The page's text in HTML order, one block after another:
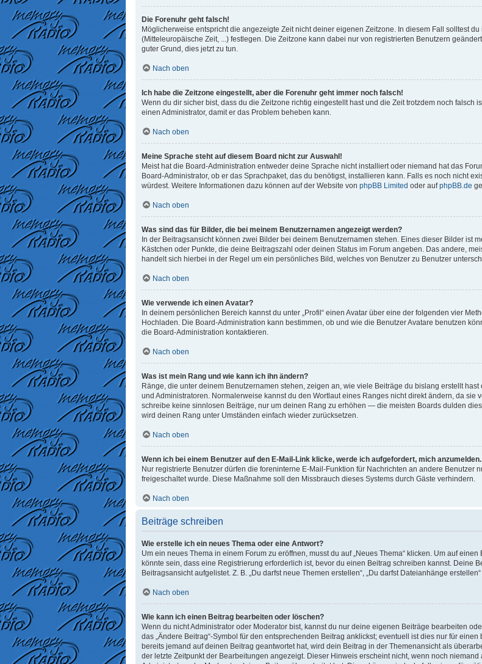
Die Forenuhr geht falsch!
Möglicherweise entspricht die angezeigte Zeit nicht deiner eigenen Zeitzone. In diesem Fall solltest
(Mitteleuropäische Zeit, ...) festlegen. Die Zeitzone kann dabei nur von registrierten Benutzern
guter Grund, dies jetzt zu tun.
Nach oben
Ich habe die Zeitzone eingestellt, aber die Forenuhr geht immer noch falsch!
Wenn du dir sicher bist, dass du die Zeitzone richtig eingestellt hast und die Zeit trotzdem noch falsch
einen Administrator, damit er das Problem beheben kann.
Nach oben
Meine Sprache steht auf diesem Board nicht zur Auswahl!
Meist hat die Board-Administration entweder deine Sprache nicht installiert oder niemand hat das
Board-Administrator, ob er das Sprachpaket, das du benötigst, installieren kann. Falls es noch nicht
würdest. Weitere Informationen dazu können auf der Website von phpBB Limited oder aufphpBB.de
Nach oben
Was sind das für Bilder, die bei meinem Benutzernamen angezeigt werden?
In der Beitragsansicht können zwei Bilder bei deinem Benutzernamen stehen. Eines dieser Bilder ist
Kästchen oder Punkte, die deine Beitragszahl oder deinen Status im Forum angeben. Das andere,
handelt sich hierbei in der Regel um ein persönliches Bild, welches von Benutzer zu Benutzer
Nach oben
Wie verwende ich einen Avatar?
In deinem persönlichen Bereich kannst du unter „Profil“ einen Avatar über eine der folgenden vier
Hochladen. Die Board-Administration kann bestimmen, ob und wie die Benutzer Avatare benutzen
die Board-Administration kontaktieren.
Nach oben
Was ist mein Rang und wie kann ich ihn ändern?
Ränge, die unter deinem Benutzernamen stehen, zeigen an, wie viele Beiträge du bislang erstellt
und Administratoren. Normalerweise kannst du den Wortlaut eines Ranges nicht direkt ändern, da sie
schreibe keine sinnlosen Beiträge, nur um deinen Rang zu erhöhen — die meisten Boards dulden
wird deinen Rang unter Umständen einfach wieder zurücksetzen.
Nach oben
Wenn ich bei einem Benutzer auf den E-Mail-Link klicke, werde ich aufgefordert, mich anzumelden.
Nur registrierte Benutzer dürfen die foreninterne E-Mail-Funktion für Nachrichten an andere Benutzer
freigeschaltet wurde. Diese Maßnahme soll den Missbrauch dieses Systems durch Gäste verhindern.
Nach oben
Beiträge schreiben
Wie erstelle ich ein neues Thema oder eine Antwort?
Um ein neues Thema in einem Forum zu eröffnen, musst du auf „Neues Thema“ klicken. Um auf
könnte sein, dass eine Registrierung erforderlich ist, bevor du einen Beitrag schreiben kannst. Deine
Beitragsansicht aufgelistet. Z. B. „Du darfst neue Themen erstellen“, „Du darfst Dateianhänge erstellen“
Nach oben
Wie kann ich einen Beitrag bearbeiten oder löschen?
Wenn du nicht Administrator oder Moderator bist, kannst du nur deine eigenen Beiträge bearbeiten
das „Ändere Beitrag“-Symbol für den entsprechenden Beitrag anklickst; eventuell ist dies nur für
bereits jemand auf deinen Beitrag geantwortet hat, wird dein Beitrag in der Themenansicht als
der letzte Zeitpunkt der Bearbeitungen angezeigt. Dieser Hinweis erscheint nicht, wenn noch